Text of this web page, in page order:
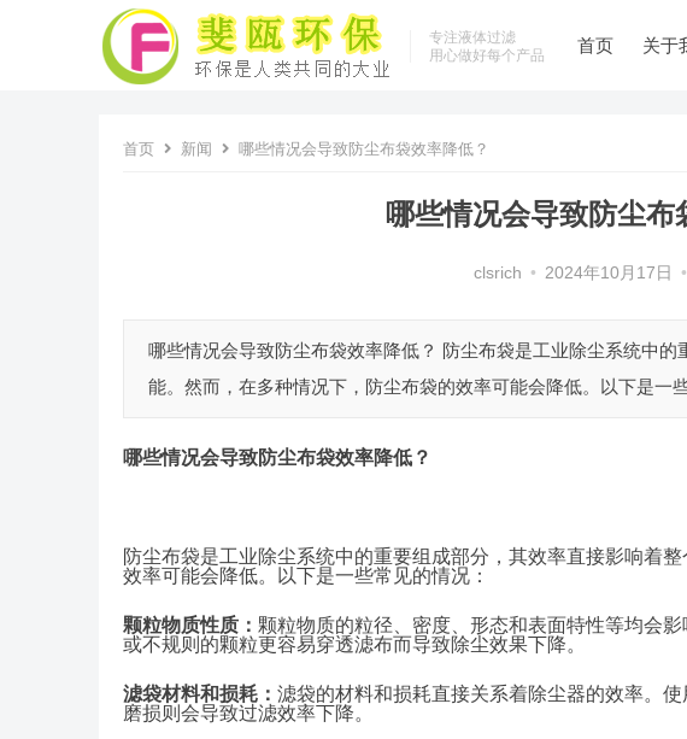
专注液体过滤
用心做好每个产品
首页 关于
首页 新闻 哪些情况会导致防尘布袋效率降低？
哪些情况会导致防尘布
clsrich • 2024年10月17日 •
哪些情况会导致防尘布袋效率降低？ 防尘布袋是工业除尘系统中
能。然而，在多种情况下，防尘布袋的效率可能会降低。以下是一
哪些情况会导致防尘布袋效率降低？
防尘布袋是工业除尘系统中的重要组成部分，其效率直接影响着
效率可能会降低。以下是一些常见的情况：
颗粒物质性质： 颗粒物质的粒径、密度、形态和表面特性等均会
或不规则的颗粒更容易穿透滤布而导致除尘效果下降。
滤袋材料和损耗： 滤袋的材料和损耗直接关系着除尘器的效率。
磨损则会导致过滤效率下降。